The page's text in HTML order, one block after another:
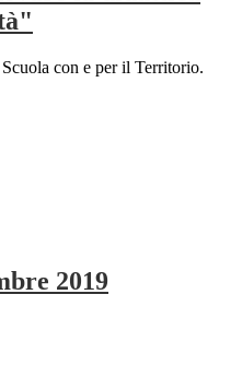
con e per il Territorio.
2019